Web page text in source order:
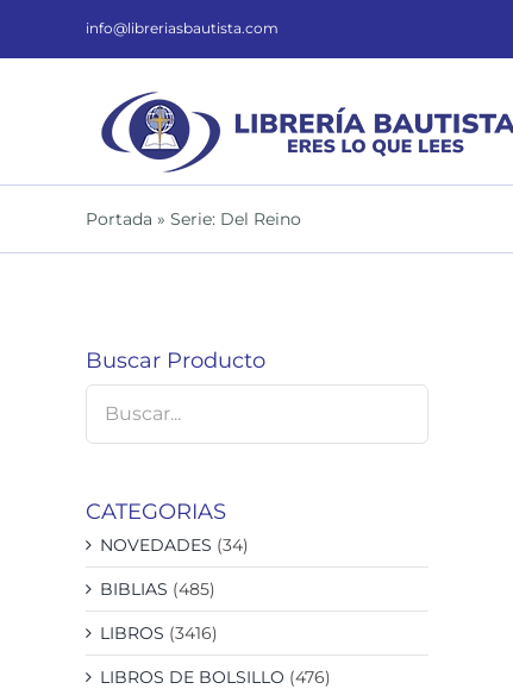
info@libreriasbautista.com
Portada » Serie: Del Reino
Buscar Producto
CATEGORIAS
NOVEDADES (34)
BIBLIAS (485)
LIBROS (3416)
LIBROS DE BOLSILLO (476)